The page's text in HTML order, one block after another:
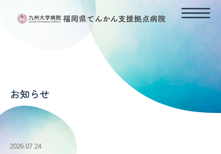
てんかん支援拠点病院の理念
てんかんの診断と治療
長時間ビデオ脳波モニタリング
てんかんの外科治療
てんかんの保健福祉行政（利用できる福祉資源）
お知らせ
2026.07.24